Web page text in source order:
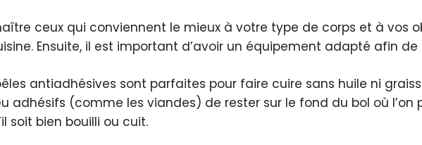
ceux qui conviennent le mieux à votre type de corps et à vos
Ensuite, il est important d’avoir un équipement adapté afin
antiadhésives sont parfaites pour faire cuire sans huile ni
adhésifs (comme les viandes) de rester sur le fond du bol où
soit bien bouilli ou cuit.